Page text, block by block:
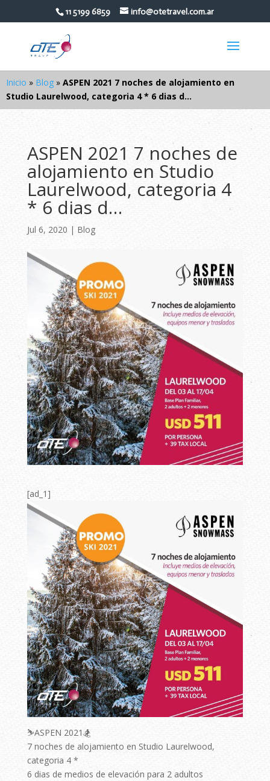
11 5199 6859 info@otetravel.com.ar
Inicio » Blog » ASPEN 2021 7 noches de alojamiento en
Studio Laurelwood, categoria 4 * 6 dias d…
ASPEN 2021 7 noches de
alojamiento en Studio
Laurelwood, categoria 4
* 6 dias d…
Jul 6, 2020 | Blog
[ad_1]
⛷ASPEN 2021🏂
7 noches de alojamiento en Studio Laurelwood,
categoria 4 *
6 dias de medios de elevación para 2 adultos